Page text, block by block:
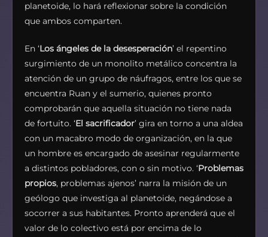
planetoide, lo hará reflexionar sobre la condición
que ambos comparten.
En ‘Los ángeles de la desesperación’ el repentino
surgimiento de un monolito metálico concentra la
atención de un grupo de náufragos, entre los que se
encuentra Ruan y el sumerio, quienes pronto
comprobarán que aquella situación no tiene nada
de fortuito. ‘El sacrificador’ gira en torno a una aldea
con un macabro modo de organización, en la que
un hombre es encargado de asesinar regularmente
a distintos pobladores, con o sin motivo. ‘Problemas
propios, problemas ajenos’ narra la misión de un
geólogo que investiga al planetoide, negándose a
socorrer a sus habitantes. Pronto aprenderá que el
valor de lo colectivo está por encima de lo